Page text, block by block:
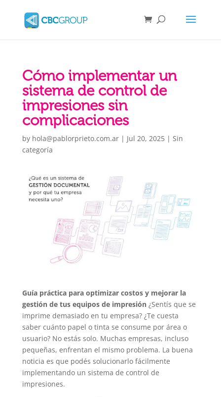
Cómo implementar un
sistema de control de
impresiones sin
complicaciones
by hola@pablorprieto.com.ar| Jul 20, 2025| Sin
categoría
Guía práctica para optimizar costos y mejorar la
gestión de tus equipos de impresión ¿Sentís que se
imprime demasiado en tu empresa? ¿Te cuesta
saber cuánto papel o tinta se consume por área o
usuario? No estás solo. Muchas empresas, incluso
pequeñas, enfrentan el mismo problema. La buena
noticia es que podés solucionarlo fácilmente
implementando un sistema de control de
impresiones.